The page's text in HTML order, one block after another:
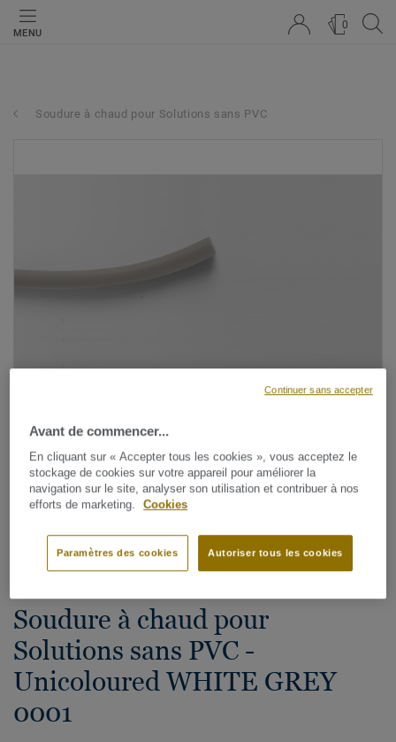
MENU
0
Soudure à chaud pour Solutions sans PVC
Voir tous les décors (38)
Soudure à chaud pour
Solutions sans PVC -
Unicoloured WHITE GREY
0001
Avant de commencer...
En cliquant sur « Accepter tous les cookies », vous acceptez le
stockage de cookies sur votre appareil pour améliorer la
navigation sur le site, analyser son utilisation et contribuer à nos
efforts de marketing.
Cookies
Autoriser tous les cookies
Paramètres des cookies
Continuer sans accepter